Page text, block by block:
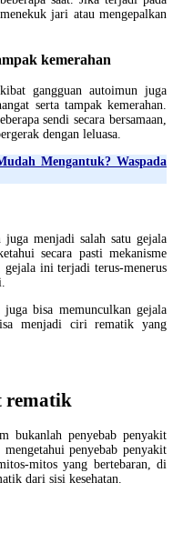
jari atau mengepalkan
kemerahan
gangguan autoimun juga
serta tampak kemerahan.
sendi secara bersamaan,
dengan leluasa.
Mengantuk? Waspada
menjadi salah satu gejala
secara pasti mekanisme
gejala ini terjadi terus-menerus
bisa memunculkan gejala
menjadi ciri rematik yang
rematik
bukanlah penyebab penyakit
penyebab penyakit
mitos yang bertebaran, di
dari sisi kesehatan.